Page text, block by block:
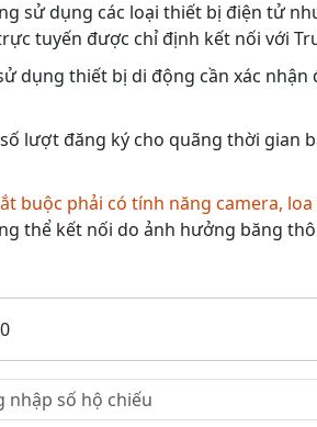
sử dụng các loại thiết bị điện tử
tuyến được chỉ định kết nối với
dụng thiết bị di động cần xác nhận
lượt đăng ký cho quãng thời gian
buộc phải có tính năng camera,
thể kết nối do ảnh hưởng băng